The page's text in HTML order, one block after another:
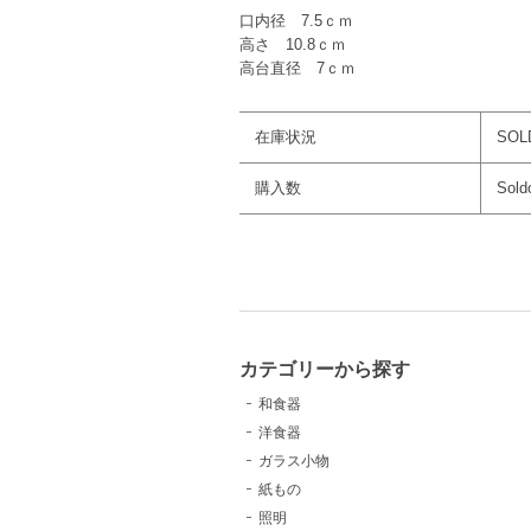
口内径 7.5ｃｍ
高さ 10.8ｃｍ
高台直径 7ｃｍ
在庫状況
購入数
カテゴリーから探す
和食器
洋食器
ガラス小物
紙もの
照明